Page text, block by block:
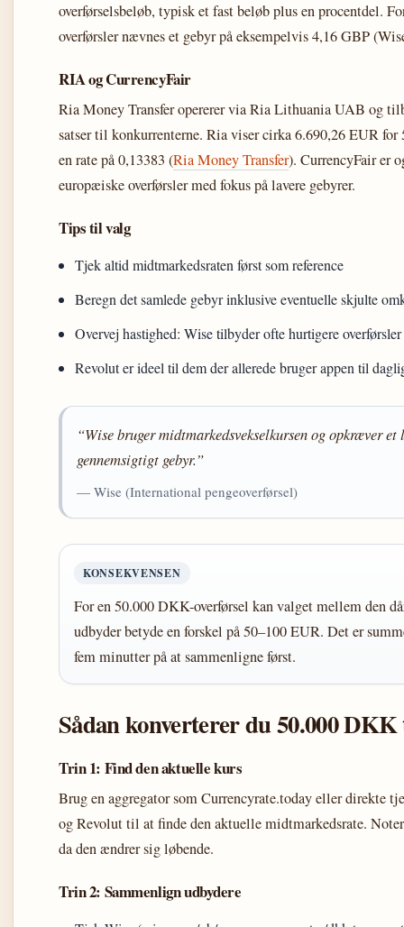
overførselsbeløb, typisk et fast beløb plus en procentdel.
overførsler nævnes et gebyr på eksempelvis 4,16 GBP
RIA og CurrencyFair
Ria Money Transfer opererer via Ria Lithuania UAB og
satser til konkurrenterne. Ria viser cirka 6.690,26 EUR
en rate på 0,13383 (Ria Money Transfer). CurrencyFair er
europæiske overførsler med fokus på lavere gebyrer.
Tips til valg
Tjek altid midtmarkedsraten først som reference
Beregn det samlede gebyr inklusive eventuelle skjulte
Overvej hastighed: Wise tilbyder ofte hurtigere
Revolut er ideel til dem der allerede bruger appen til
“Wise bruger midtmarkedsvekselkursen og opkræver et
gennemsigtigt gebyr.”
— Wise (International pengeoverførsel)
KONSEKVENSEN
For en 50.000 DKK-overførsel kan valget mellem den
udbyder betyde en forskel på 50–100 EUR. Det er
fem minutter på at sammenligne først.
Sådan konverterer du 50.000
Trin 1: Find den aktuelle kurs
Brug en aggregator som Currencyrate.today eller direkte
og Revolut til at finde den aktuelle midtmarkedsrate.
da den ændrer sig løbende.
Trin 2: Sammenlign udbydere